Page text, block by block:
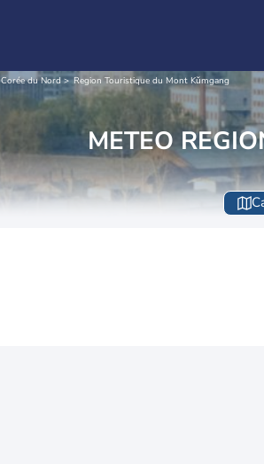
Corée du Nord Region Touristique du Mont Kŭmgang
METEO